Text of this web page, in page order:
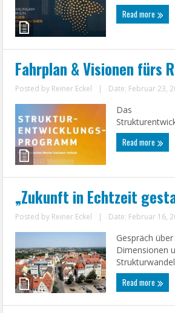
Read more
Fahrplan & Visionen fürs
Posted by Reiner Eckel | Date: Februar 23,
Das
Read more
„Zukunft in Echtzeit
Posted by Reiner Eckel | Date: Februar 16,
Gespräch
Dimensionen
Strukturwandel
Read more